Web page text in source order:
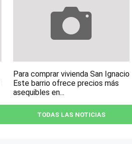
Para comprar vivienda San Ignacio
Este barrio ofrece precios más
asequibles en...
TODAS LAS NOTICIAS